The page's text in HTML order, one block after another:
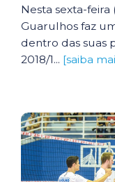
Nesta sexta-feira
Guarulhos faz
dentro das suas
2018/1... [saiba